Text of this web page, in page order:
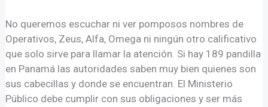
No queremos escuchar ni ver pomposos nombres de
Operativos, Zeus, Alfa, Omega ni ningún otro calificativo
que solo sirve para llamar la atención. Si hay 189 pandilla
en Panamá las autoridades saben muy bien quienes son
sus cabecillas y donde se encuentran. El Ministerio
Público debe cumplir con sus obligaciones y ser más